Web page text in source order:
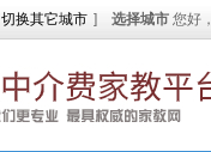
切换其它城市 ] 选择城市 您好